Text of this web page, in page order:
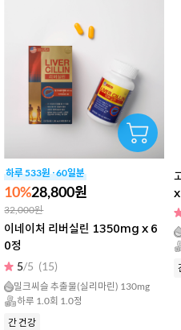
하루 533원 · 60일분
10%28,800원
32,000원
이네이처 리버실린 1350mg x 6
0정
5/5 (15)
밀크씨슬 추출물(실리마린) 130mg
하루 1.0회 1.0정
간 건강